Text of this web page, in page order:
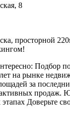
8
просторной
Подбор
на рынке
за
продаж.
Доверьте